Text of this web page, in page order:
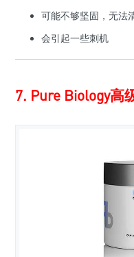
可能不够坚固，无法
会引起一些刺机
7. Pure Biology高